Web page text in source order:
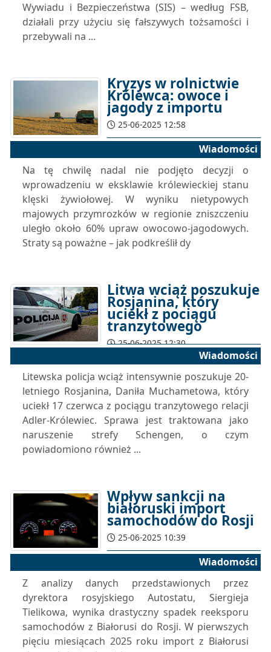
Wywiadu i Bezpieczeństwa (SIS) – według FSB,
działali przy użyciu się fałszywych tożsamości i
przebywali na ...
Kryzys w rolnictwie
Królewca: owoce i
jagody z importu
25-06-2025 12:58
Wiadomości
Na tę chwilę nadal nie podjęto decyzji o
wprowadzeniu w eksklawie królewieckiej stanu
klęski żywiołowej. W wyniku nietypowych
majowych przymrozków w regionie zniszczeniu
uległo około 60% upraw owocowo-jagodowych.
Straty są poważne – jak podkreślił dy
Litwa wciąż poszukuje
Rosjanina, który
uciekł z pociągu
tranzytowego
25-06-2025 12:30
Wiadomości
Litewska policja wciąż intensywnie poszukuje 20-
letniego Rosjanina, Daniła Muchametowa, który
uciekł 17 czerwca z pociągu tranzytowego relacji
Adler-Królewiec. Sprawa jest traktowana jako
naruszenie strefy Schengen, o czym
powiadomiono również ...
Wpływ sankcji na
białoruski import
samochodów do Rosji
25-06-2025 10:39
Wiadomości
Z analizy danych przedstawionych przez
dyrektora rosyjskiego Autostatu, Siergieja
Tielikowa, wynika drastyczny spadek reeksporu
samochodów z Białorusi do Rosji. W pierwszych
pięciu miesiącach 2025 roku import z Białorusi